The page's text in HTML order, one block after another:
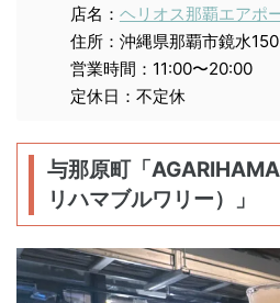
店名： ヘリオス那覇エアポ
住所：沖縄県那覇市鏡水
営業時間：11:00〜20:00
定休日：不定休
与那原町「
リハマブルワリー）」